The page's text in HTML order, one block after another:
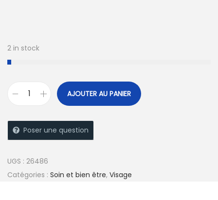
2 in stock
AJOUTER AU PANIER
Poser une question
UGS : 26486
Catégories : Soin et bien être, Visage